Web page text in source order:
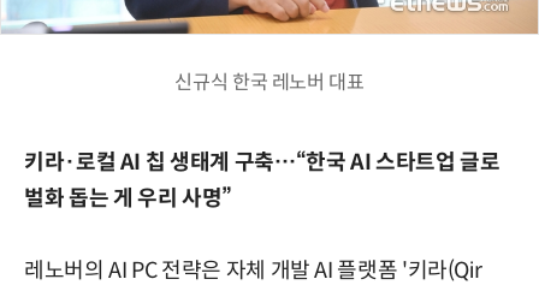
신규식 한국 레노버 대표
키라·로컬 AI 칩 생태계 구축…“한국 AI 스타트업 글로
벌화 돕는 게 우리 사명”
레노버의 AI PC 전략은 자체 개발 AI 플랫폼 '키라(Qir